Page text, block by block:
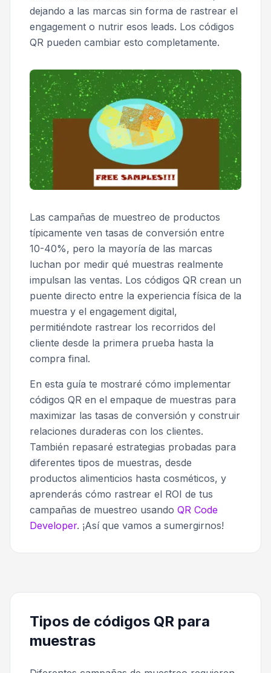
dejando a las marcas sin forma de rastrear el
engagement o nutrir esos leads. Los códigos
QR pueden cambiar esto completamente.
Las campañas de muestreo de productos
típicamente ven tasas de conversión entre
10-40%, pero la mayoría de las marcas
luchan por medir qué muestras realmente
impulsan las ventas. Los códigos QR crean un
puente directo entre la experiencia física de la
muestra y el engagement digital,
permitiéndote rastrear los recorridos del
cliente desde la primera prueba hasta la
compra final.
En esta guía te mostraré cómo implementar
códigos QR en el empaque de muestras para
maximizar las tasas de conversión y construir
relaciones duraderas con los clientes.
También repasaré estrategias probadas para
diferentes tipos de muestras, desde
productos alimenticios hasta cosméticos, y
aprenderás cómo rastrear el ROI de tus
campañas de muestreo usando QR Code
Developer. ¡Así que vamos a sumergirnos!
Tipos de códigos QR para
muestras